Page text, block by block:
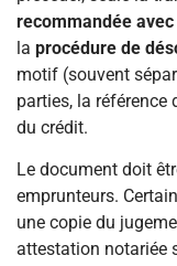
recommandée
la procédure de
motif (souvent
parties, la référence
du crédit.
Le document doit
emprunteurs.
une copie du
attestation notariée